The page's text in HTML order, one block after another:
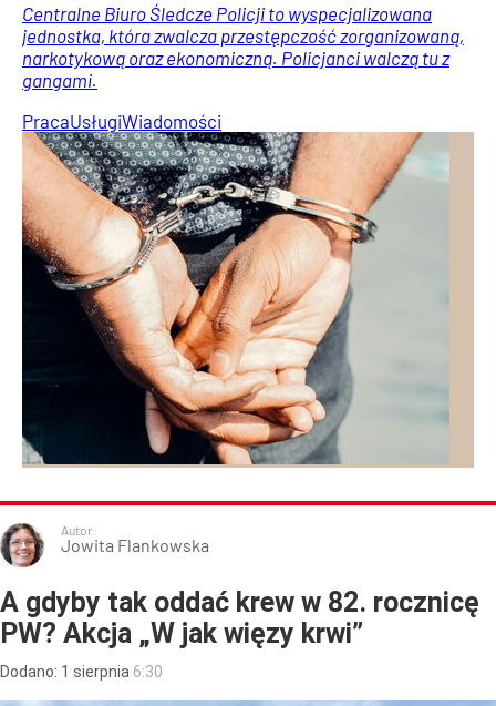
Centralne Biuro Śledcze Policji to wyspecjalizowana
jednostka, która zwalcza przestępczość zorganizowaną,
narkotykową oraz ekonomiczną. Policjanci walczą tu z
gangami.
PracaUsługiWiadomości
Autor:
Jowita Flankowska
A gdyby tak oddać krew w 82. rocznicę
PW? Akcja „W jak więzy krwi”
Dodano: 1 sierpnia 6:30